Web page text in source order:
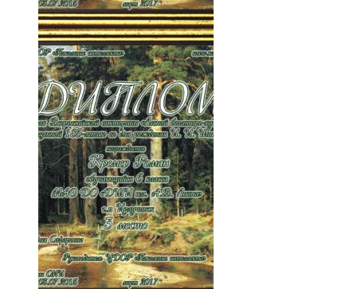
003-OsCPA8UQkvQ